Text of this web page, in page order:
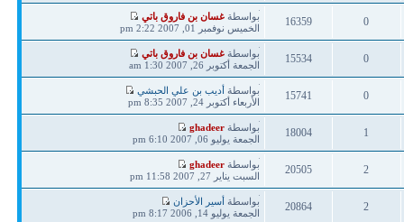
ردود
مشاهدات
0
ردود
16359
مشاهدات
آخر
مشاركة
بواسطةغسان بن فاروق باتي
الخميس نوفمبر 01, 2007 2:22 pm
0
ردود
15534
مشاهدات
آخر
مشاركة
بواسطةغسان بن فاروق باتي
الجمعة أكتوبر 26, 2007 1:30 am
0
ردود
15741
مشاهدات
آخر
مشاركة
بواسطةأديب بن علي الحبشي
الأربعاء أكتوبر 24, 2007 8:35 pm
1
ردود
18004
مشاهدات
آخر
مشاركة
بواسطةghadeer
الجمعة يوليو 06, 2007 6:10 pm
2
ردود
20505
مشاهدات
آخر
مشاركة
بواسطةghadeer
السبت يناير 27, 2007 11:58 pm
2
20864
آخر
مشاركة
بواسطةأسير الأحزان
الجمعة يوليو 14, 2006 8:17 pm